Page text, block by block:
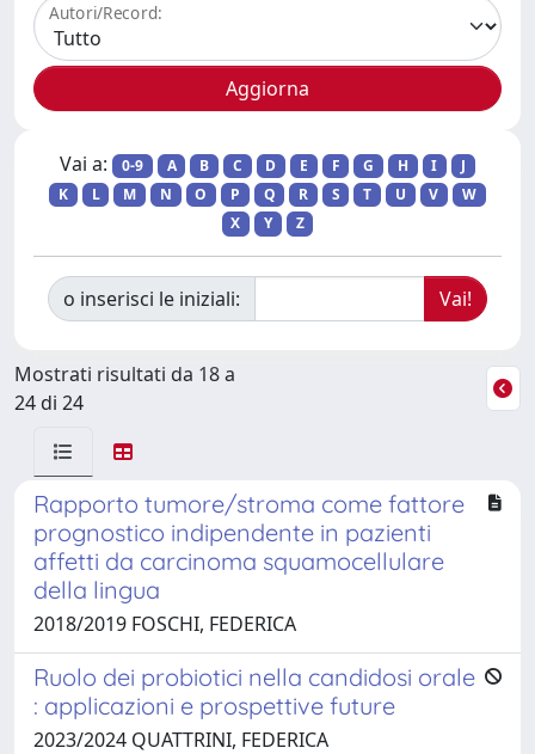
Autori/Record:
Vai a: 0-9 A B C D E F G H I
J
K
L M N O P Q R S T U V
W
X
Y Z
o inserisci le iniziali:
Mostrati risultati da 18 a
24 di 24
Rapporto tumore/stroma come fattore
prognostico indipendente in pazienti
affetti da carcinoma squamocellulare
della lingua
2018/2019 FOSCHI, FEDERICA
Ruolo dei probiotici nella candidosi orale
: applicazioni e prospettive future
2023/2024 QUATTRINI, FEDERICA